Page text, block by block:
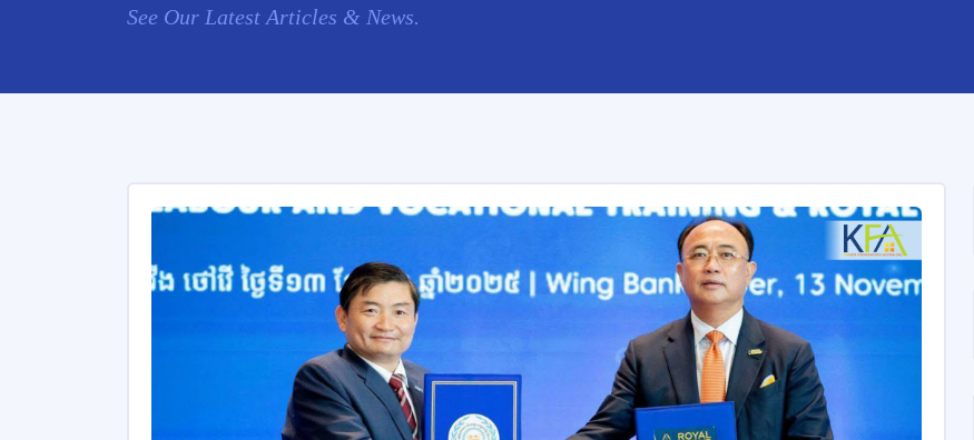
See Our Latest Articles & News.